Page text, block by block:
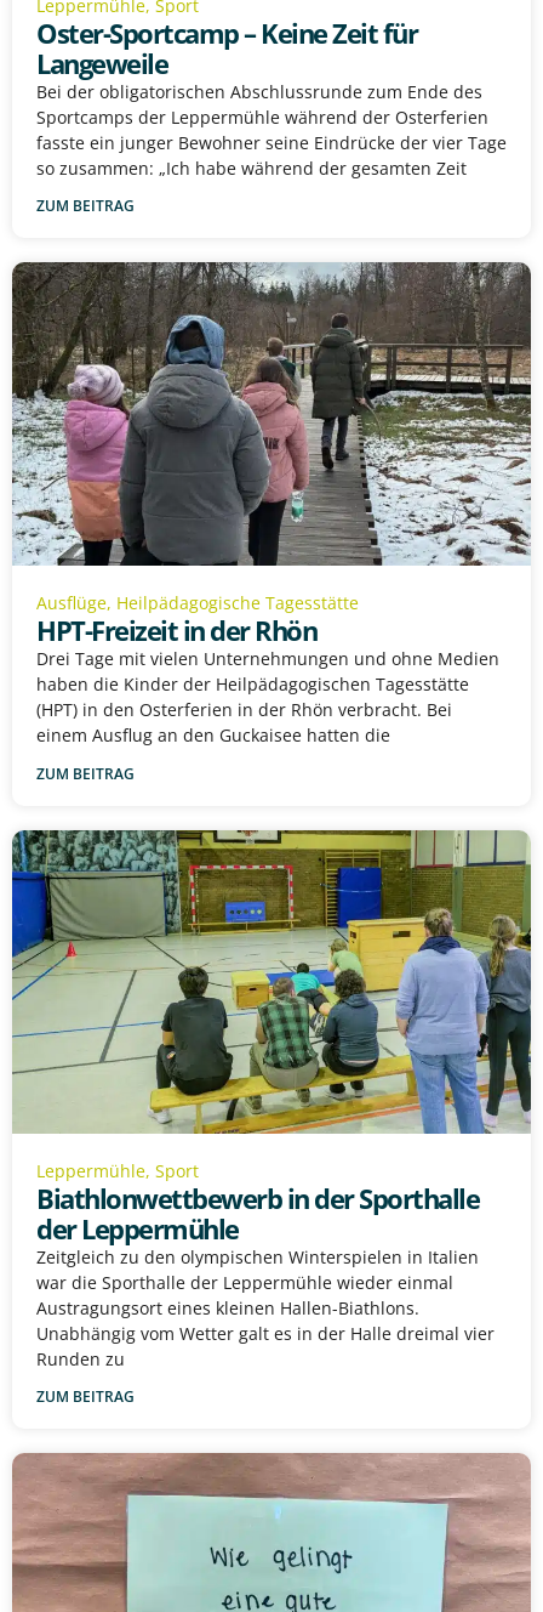
Leppermühle, Sport
Oster-Sportcamp – Keine Zeit für
Langeweile
Bei der obligatorischen Abschlussrunde zum Ende des
Sportcamps der Leppermühle während der Osterferien
fasste ein junger Bewohner seine Eindrücke der vier Tage
so zusammen: „Ich habe während der gesamten Zeit
ZUM BEITRAG
Ausflüge, Heilpädagogische Tagesstätte
HPT-Freizeit in der Rhön
Drei Tage mit vielen Unternehmungen und ohne Medien
haben die Kinder der Heilpädagogischen Tagesstätte
(HPT) in den Osterferien in der Rhön verbracht. Bei
einem Ausflug an den Guckaisee hatten die
ZUM BEITRAG
Leppermühle, Sport
Biathlonwettbewerb in der Sporthalle
der Leppermühle
Zeitgleich zu den olympischen Winterspielen in Italien
war die Sporthalle der Leppermühle wieder einmal
Austragungsort eines kleinen Hallen-Biathlons.
Unabhängig vom Wetter galt es in der Halle dreimal vier
Runden zu
ZUM BEITRAG